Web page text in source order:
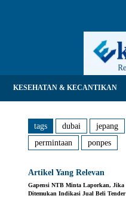
KESEHATAN & KECANTIKAN
tags dubai jepang
permintaan
ponpes
Artikel Yang Relevan
Gapensi NTB Minta Laporkan, Jika
Ditemukan Indikasi Jual Beli Tender